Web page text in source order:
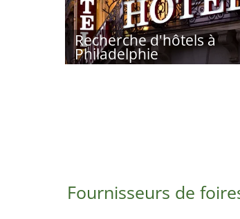
Recherche d'hôtels à
Philadelphie
Fournisseurs de